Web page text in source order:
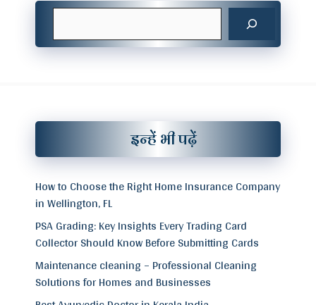
Search
इन्हें भी पढ़ें
How to Choose the Right Home Insurance Company
in Wellington, FL
PSA Grading: Key Insights Every Trading Card
Collector Should Know Before Submitting Cards
Maintenance cleaning – Professional Cleaning
Solutions for Homes and Businesses